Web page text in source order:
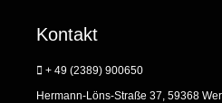
Kontakt
+ 49 (2389) 900650
Hermann-Löns-Straße 37, 59368